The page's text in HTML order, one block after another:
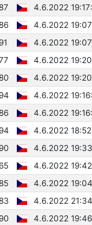
4.6.2022
4.6.2022
4.6.2022
4.6.2022
4.6.2022
4.6.2022
4.6.2022
4.6.2022
4.6.2022
4.6.2022
4.6.2022
4.6.2022
4.6.2022